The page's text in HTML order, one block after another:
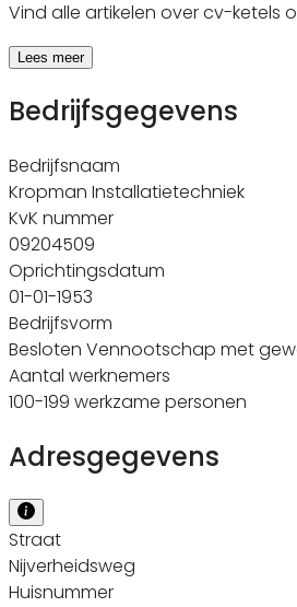
Vind alle artikelen over cv-ketels
Lees meer
Bedrijfsgegevens
Bedrijfsnaam
Kropman Installatietechniek
KvK nummer
09204509
Oprichtingsdatum
01-01-1953
Bedrijfsvorm
Besloten Vennootschap met
Aantal werknemers
100-199 werkzame personen
Adresgegevens
Straat
Nijverheidsweg
Huisnummer